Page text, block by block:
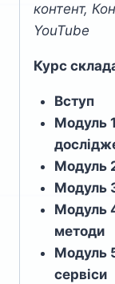
контент,
YouTube
Курс
Вступ
Модуль
Модуль
Модуль
Модуль
методи
Модуль
сервіси